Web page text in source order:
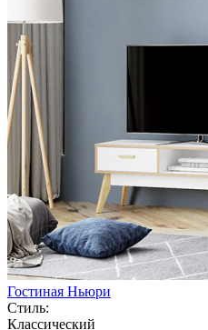
Гостиная Ньюри
Стиль:
Классический